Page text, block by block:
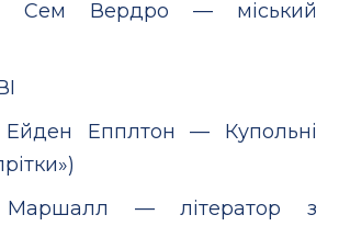
Сем Вердро — міський
Ейден Епплтон — Купольні
Маршалл — літератор з